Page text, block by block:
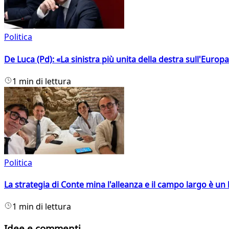
Politica
De Luca (Pd): «La sinistra più unita della destra
1 min di lettura
Politica
La strategia di Conte mina l'alleanza e il campo largo è
1 min di lettura